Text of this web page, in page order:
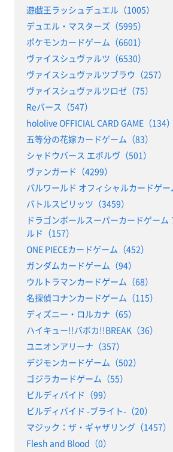
遊戯王ラッシュデュエル（1005）
デュエル・マスターズ（5995）
ポケモンカードゲーム（6601）
ヴァイスシュヴァルツ（6530）
ヴァイスシュヴァルツブラウ（257）
ヴァイスシュヴァルツロゼ（75）
Reバース（547）
hololive OFFICIAL CARD GAME（134）
五等分の花嫁カードゲーム（83）
シャドウバース エボルヴ（501）
ヴァンガード（4299）
パルワールド オフィシャルカードゲー
バトルスピリッツ（3459）
ドラゴンボールスーパーカードゲーム
ルド（157）
ONE PIECEカードゲーム（452）
ガンダムカードゲーム（94）
ウルトラマンカードゲーム（68）
名探偵コナンカードゲーム（115）
ディズニー・ロルカナ（65）
ハイキュー!!バボカ!!BREAK（36）
ユニオンアリーナ（357）
デジモンカードゲーム（502）
ゴジラカードゲーム（55）
ビルディバイド（99）
ビルディバイド -ブライト-（20）
マジック：ザ・ギャザリング（1457）
Flesh and Blood（0）